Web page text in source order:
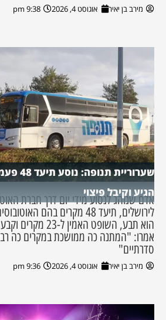
מירב בן יאיר אוגוסט 4, 2026 9:38 pm
הגיע וקיבל פיצוי
אדם שנוהג לנסוע מידי יום דרך חברת
לירושלים, תיעד 48 מקרים בהם
הוא תבע, השופט
אמרו: "המתנה כה ממושכת במקרים כה
סדרתיים"
מירב בן יאיר אוגוסט 4, 2026 9:36 pm